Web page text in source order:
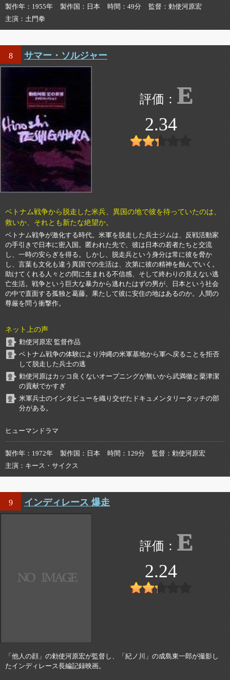
製作年 1955年 製作国 日本 時間 49分 監督
勅使河原宏
主演
土門拳
8 サマー・ソルジャー
E
2.34
ベトナム戦争から脱走した米兵、異国の地で彼を待っていたのは、
救いか、それとも新たな絶望か。
ベトナム戦争が激化する時代。米軍を脱走した兵士ジムは、反戦活動家
の手引きで日本に密入国。匿われた先で、彼は日本の若者たちと交流
し、一時の安らぎを得る。しかし、脱走兵という身分は常に彼を脅か
し、言葉も文化も違う異国での生活は、次第に彼の精神を蝕んでいく。
助けてくれる人々との間に生まれる不信感、そして終わりの見えない逃
亡生活。戦争という巨大な暴力から逃れたはずの男が、日本という社会
の中で直面する孤独と葛藤。果たして彼に安住の地はあるのか。人間の
尊厳を問う衝撃作。
ネット上の声
勅使河原宏 監督作品
ベトナム戦争の体験により沖縄の米軍基地から軍へ戻ることを拒否
して脱走した兵士の逃
勅使河原はカッコ良くないオープニングが無いから武満徹と粟津潔
の貢献でかすぎ
米軍兵士のインタビューを織り交ぜたドキュメンタリータッチの部
分がある。
ヒューマンドラマ
製作年 1972年 製作国 日本 時間 129分 監督
勅使河原宏
主演
キース・サイクス
9 インディレース 爆走
E
2.24
「他人の顔」の勅使河原宏が監督し、「紀ノ川」の成島東一郎が撮影し
たインディレース長編記録映画。